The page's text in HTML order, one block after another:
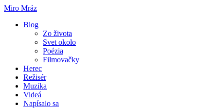
Miro Mráz
Blog
Zo života
Svet okolo
Poézia
Filmovačky
Herec
Režisér
Muzika
Videá
Napísalo sa